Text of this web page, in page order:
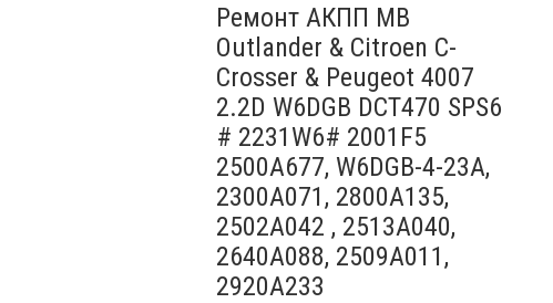
Ремонт АКПП MB
Outlander & Citroen C-
Crosser & Peugeot 4007
2.2D W6DGB DCT470 SPS6
# 2231W6# 2001F5
2500A677, W6DGB-4-23A,
2300A071, 2800A135,
2502A042 , 2513A040,
2640A088, 2509A011,
2920A233